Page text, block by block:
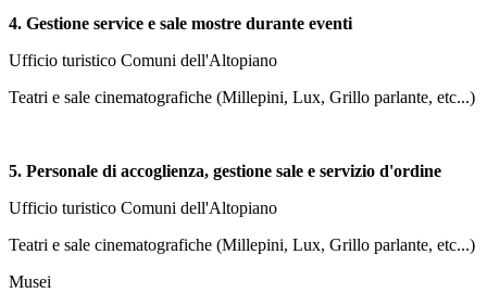
4. Gestione service e sale mostre durante eventi
Ufficio turistico Comuni dell'Altopiano
Teatri e sale cinematografiche (Millepini, Lux, Grillo parlante, etc...)
5. Personale di accoglienza, gestione sale e servizio d'ordine
Ufficio turistico Comuni dell'Altopiano
Teatri e sale cinematografiche (Millepini, Lux, Grillo parlante, etc...)
Musei